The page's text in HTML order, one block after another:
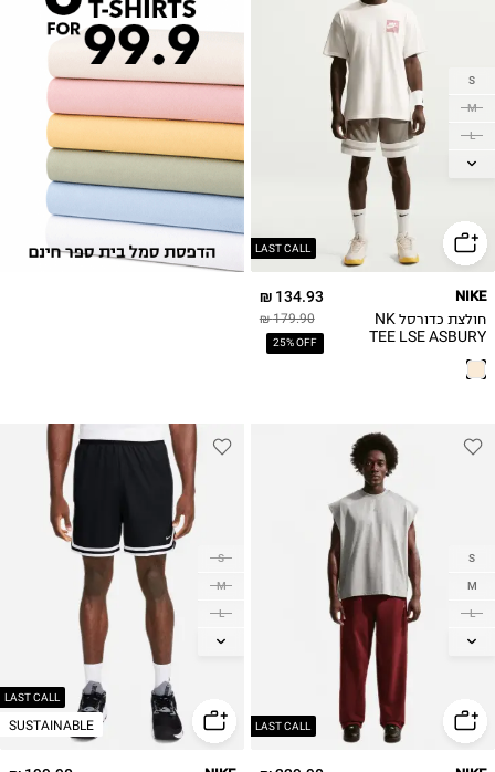
LAST CALL
S
M
L
XL
134.93 ₪
179.90 ₪
25% OFF
NIKE
חולצת כדורסל NK
TEE LSE ASBURY
LAST CALL
S
M
L
XL
LAST CALL
SUSTAINABLE
S
M
L
XL